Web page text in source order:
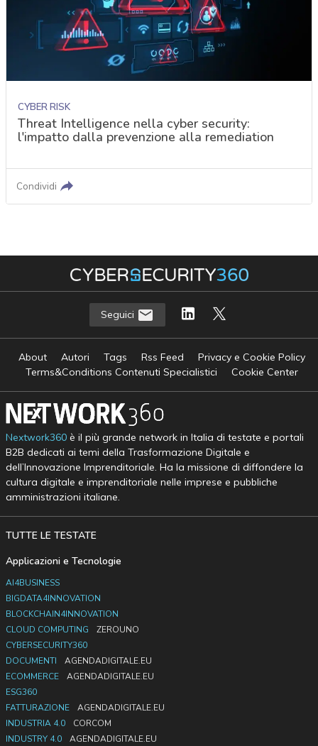
CYBER RISK
Threat Intelligence nella cyber security:
l'impatto dalla prevenzione alla remediation
Condividi
Seguici
About Autori Tags Rss Feed
Privacy e Cookie Policy
Terms&Conditions Contenuti Specialistici
Cookie Center
Nextwork360è il più grande network in Italia di testate e portali
B2B dedicati ai temi della Trasformazione Digitale e
dell’Innovazione Imprenditoriale. Ha la missione di diffondere la
cultura digitale e imprenditoriale nelle imprese e pubbliche
amministrazioni italiane.
TUTTE LE TESTATE
Applicazioni e Tecnologie
AI4BUSINESS
BIGDATA4INNOVATION
BLOCKCHAIN4INNOVATION
CLOUD COMPUTING
ZEROUNO
CYBERSECURITY360
DOCUMENTI
AGENDADIGITALE.EU
ECOMMERCE
AGENDADIGITALE.EU
ESG360
FATTURAZIONE
AGENDADIGITALE.EU
INDUSTRIA 4.0
CORCOM
INDUSTRY 4.0
AGENDADIGITALE.EU